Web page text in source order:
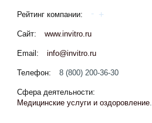
Рейтинг компании:
Сайт: www.invitro.ru
Email: info@invitro.ru
Телефон: 8 (800) 200-36-30
Сфера деятельности:
Медицинские услуги и оздоровление.